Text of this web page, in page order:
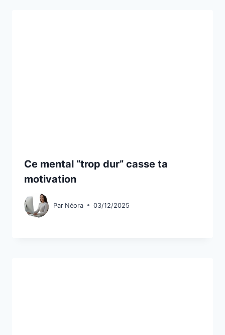
Ce mental “trop dur” casse ta
motivation
Par Néora 03/12/2025